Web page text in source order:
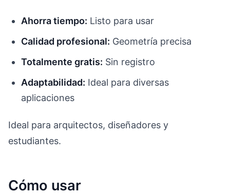
Ahorra tiempo: Listo para usar
Calidad profesional: Geometría precisa
Totalmente gratis: Sin registro
Adaptabilidad: Ideal para diversas
aplicaciones
Ideal para arquitectos, diseñadores y
estudiantes.
Cómo usar